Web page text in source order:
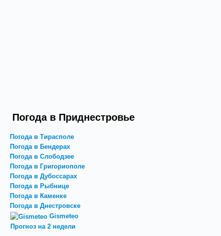
Погода в Приднестровье
Погода в Тирасполе
Погода в Бендерах
Погода в Слободзее
Погода в Григориополе
Погода в Дубоссарах
Погода в Рыбнице
Погода в Каменке
Погода в Днестровске
Gismeteo
Прогноз на 2 недели